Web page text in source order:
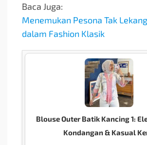
Baca Juga:
Menemukan Pesona Tak
dalam Fashion Klasik
Blouse Outer Batik Kancing 1:
Kondangan & Kasual